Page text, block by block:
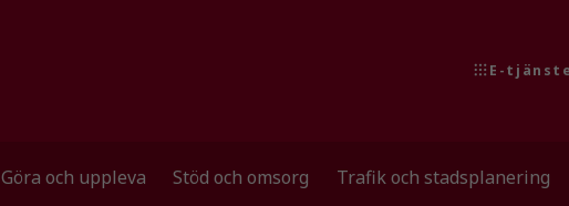
E-
Göra och uppleva Stöd och omsorg Trafik och stadsplanering